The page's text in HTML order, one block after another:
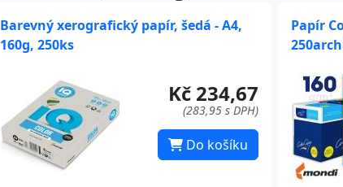
Barevný xerografický papír, šedá - A4,
160g, 250ks
Kč 234,67
(283,95 s DPH)
Do košíku
Papír